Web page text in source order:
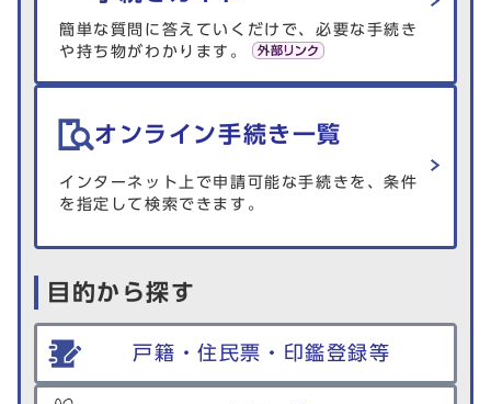
簡単な質問に答えていくだけで、必要な手続き
や持ち物がわかります。
オンライン手続き一覧
インターネット上で申請可能な手続きを、条件
を指定して検索できます。
目的から探す
戸籍・住民票・印鑑登録等